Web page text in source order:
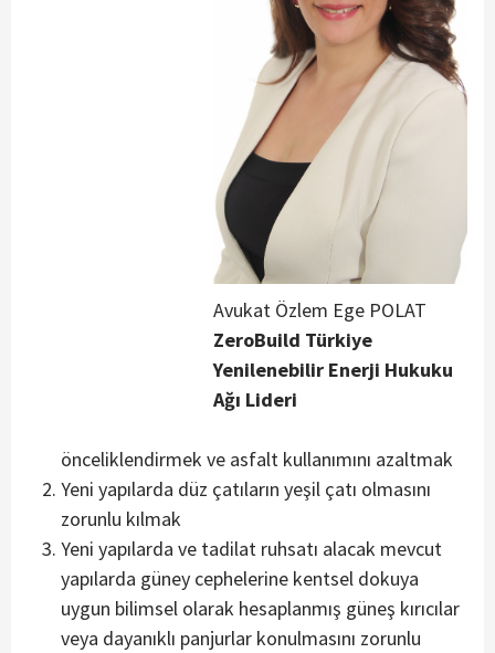
Avukat Özlem Ege POLAT
ZeroBuild Türkiye
Yenilenebilir Enerji Hukuku
Ağı Lideri
önceliklendirmek ve asfalt kullanımını azaltmak
Yeni yapılarda düz çatıların yeşil çatı olmasını
zorunlu kılmak
Yeni yapılarda ve tadilat ruhsatı alacak mevcut
yapılarda güney cephelerine kentsel dokuya
uygun bilimsel olarak hesaplanmış güneş kırıcılar
veya dayanıklı panjurlar konulmasını zorunlu